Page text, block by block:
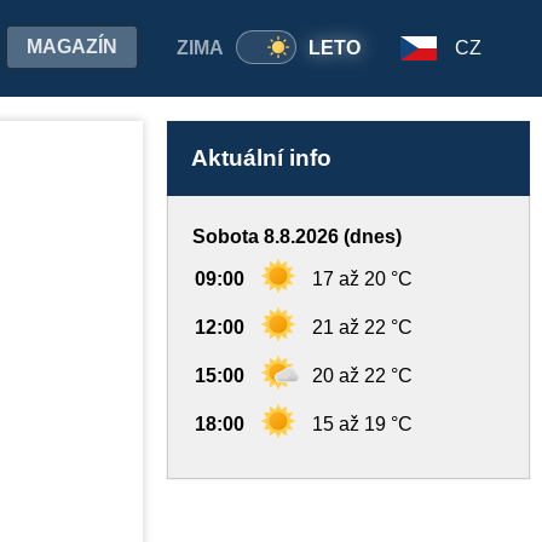
ZIMA LETO
MAGAZÍN CZ
Aktuální info
Sobota 8.8.2026 (dnes)
09:00 17 až 20 °C
12:00 21 až 22 °C
15:00 20 až 22 °C
18:00 15 až 19 °C